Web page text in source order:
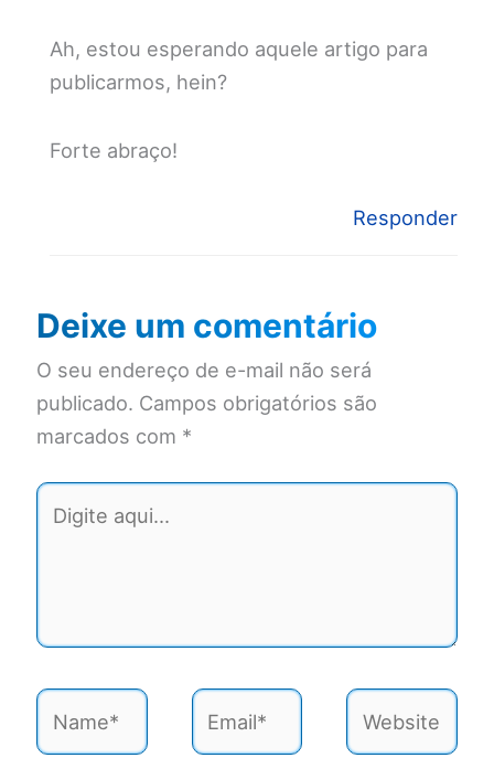
Ah, estou esperando aquele artigo para
publicarmos, hein?
Forte abraço!
Responder
Deixe um comentário
O seu endereço de e-mail não será
publicado. Campos obrigatórios são
marcados com *
Digite
aqui...
Name* Email* Website